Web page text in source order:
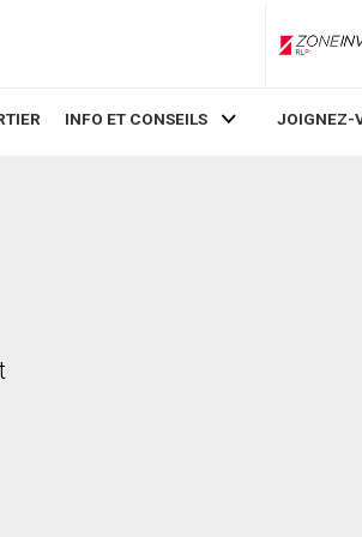
INFO ET CONSEILS JOIGNEZ-